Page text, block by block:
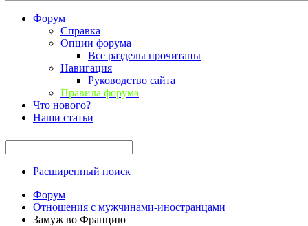
Форум
Справка
Опции форума
Все разделы прочитаны
Навигация
Руководство сайта
Правила форума
Что нового?
Наши статьи
Расширенный поиск
Форум
Отношения с мужчинами-иностранцами
Замуж во Францию